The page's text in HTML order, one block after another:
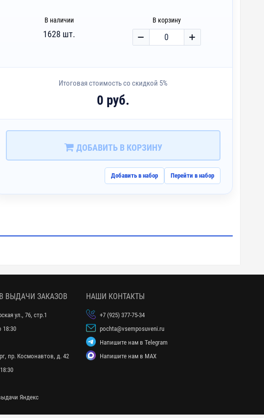
В наличии В корзину
1628 шт.
Итоговая стоимость со скидкой 5%
0 руб.
ДОБАВИТЬ В КОРЗИНУ
Добавить в набор Перейти в набор
ВЫДАЧИ ЗАКАЗОВ
ул., 76, стр.1
18:30
пр. Космонавтов, д. 42
Яндекс
НАШИ КОНТАКТЫ
+7 (925) 377-75-34
pochta@vsemposuveni.ru
Напишите нам в Telegram
Напишите нам в MAX